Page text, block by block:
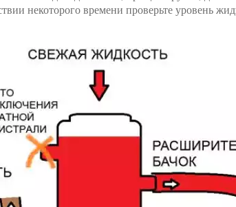
некоторого времени проверьте уровень